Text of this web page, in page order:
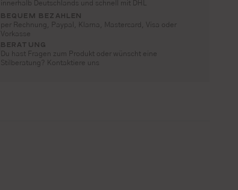
innerhalb Deutschlands und schnell mit DHL
BEQUEM BEZAHLEN
per Rechnung, Paypal, Klarna, Mastercard, Visa oder
Vorkasse
BERATUNG
Du hast Fragen zum Produkt oder wünscht eine
Stilberatung? Kontaktiere uns